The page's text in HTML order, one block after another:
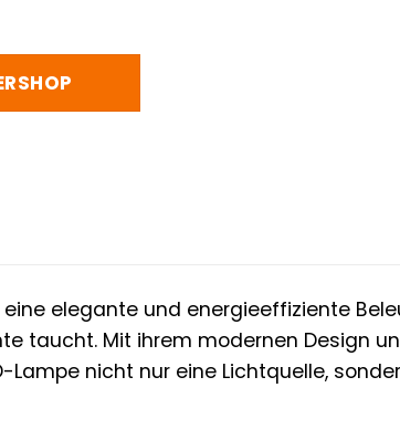
elegante und energieeffiziente
taucht. Mit ihrem modernen Design
Lampe nicht nur eine Lichtquelle,